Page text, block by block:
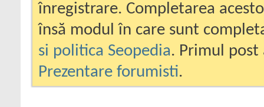
înregistrare. Completarea
însă modul în care sunt
si politica Seopedia. Primul
Prezentare forumisti.